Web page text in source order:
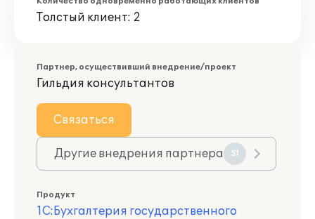
Толстый клиент: 2
Партнер, осуществивший внедрение/проект
Гильдия консультантов
Связаться
Другие внедрения партнера 51
Продукт
1С:Бухгалтерия государственного